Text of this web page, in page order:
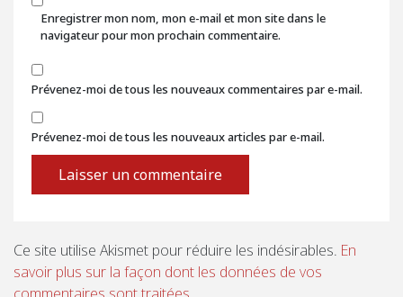
Enregistrer mon nom, mon e-mail et mon site dans le
navigateur pour mon prochain commentaire.
Prévenez-moi de tous les nouveaux commentaires par e-mail.
Prévenez-moi de tous les nouveaux articles par e-mail.
Ce site utilise Akismet pour réduire les indésirables. En
savoir plus sur la façon dont les données de vos